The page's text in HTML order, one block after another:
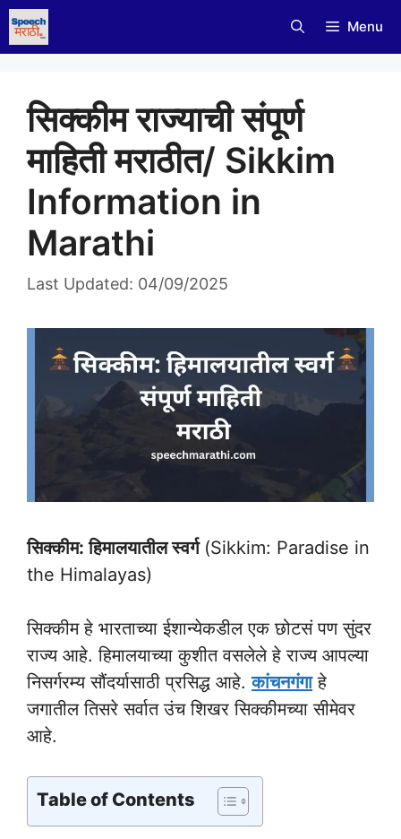
Skip
to
content
Menu
सिक्कीम राज्याची संपूर्ण
माहिती मराठीत/ Sikkim
Information in
Marathi
Last Updated: 04/09/2025
सिक्कीम: हिमालयातील स्वर्ग(Sikkim: Paradise in
the Himalayas)
सिक्कीम हे भारताच्या ईशान्येकडील एक छोटसं पण सुंदर
राज्य आहे. हिमालयाच्या कुशीत वसलेले हे राज्य आपल्या
निसर्गरम्य सौंदर्यासाठी प्रसिद्ध आहे.कांचनगंगाहे
जगातील तिसरे सर्वात उंच शिखर सिक्कीमच्या सीमेवर
आहे.
Table of Contents